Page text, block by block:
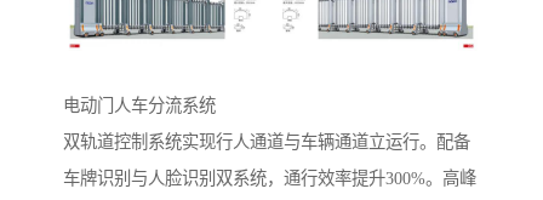
电动门人车分流系统‌
双轨道控制系统实现行人通道与车辆通道立运行。配备
车牌识别与人脸识别双系统，通行效率提升300%。高峰